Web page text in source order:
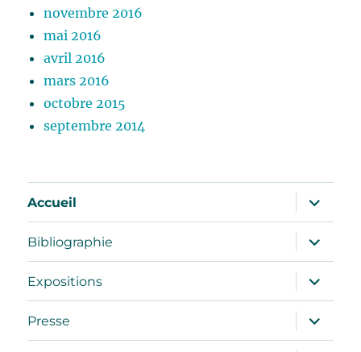
novembre 2016
mai 2016
avril 2016
mars 2016
octobre 2015
septembre 2014
Accueil
ouvrir
le
sous-
menu
Bibliographie
ouvrir
le
sous-
menu
Expositions
ouvrir
le
sous-
menu
Presse
ouvrir
le
sous-